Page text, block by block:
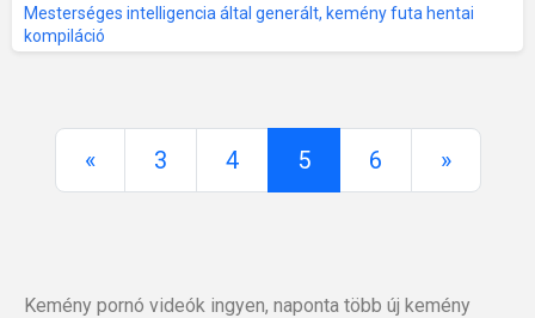
Mesterséges intelligencia által generált, kemény futa hentai
kompiláció
« 3 4 5 6 »
Kemény pornó videók ingyen, naponta több új kemény